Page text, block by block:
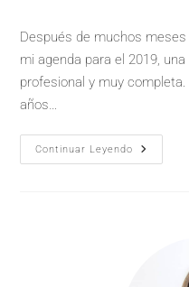
Después de muchos
mi agenda para el 2019,
profesional y muy
años…
Continuar Leyendo